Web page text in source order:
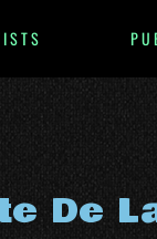
De